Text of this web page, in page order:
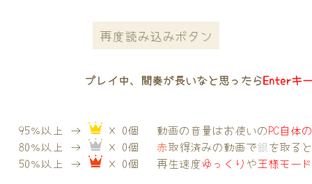
再度読み込みボタン
プレイ中、間奏が長いなと思ったらEnterキ
95％以上 →
× 0個
80％以上 →
× 0個
50％以上 →
× 0個
動画の音量はお使いのPC自体
赤取得済みの動画で銀を取る
再生速度ゆっくりや王様モー